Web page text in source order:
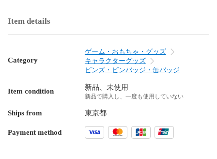
Item details
Category
ゲーム・おもちゃ・グッズ
キャラクターグッズ
ピンズ・ピンバッジ・缶バッジ
Item condition 新品、未使用
新品で購入し、一度も使用していない
Ships from 東京都
Payment method